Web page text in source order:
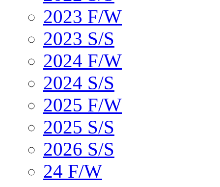
2023 F/W
2023 S/S
2024 F/W
2024 S/S
2025 F/W
2025 S/S
2026 S/S
24 F/W